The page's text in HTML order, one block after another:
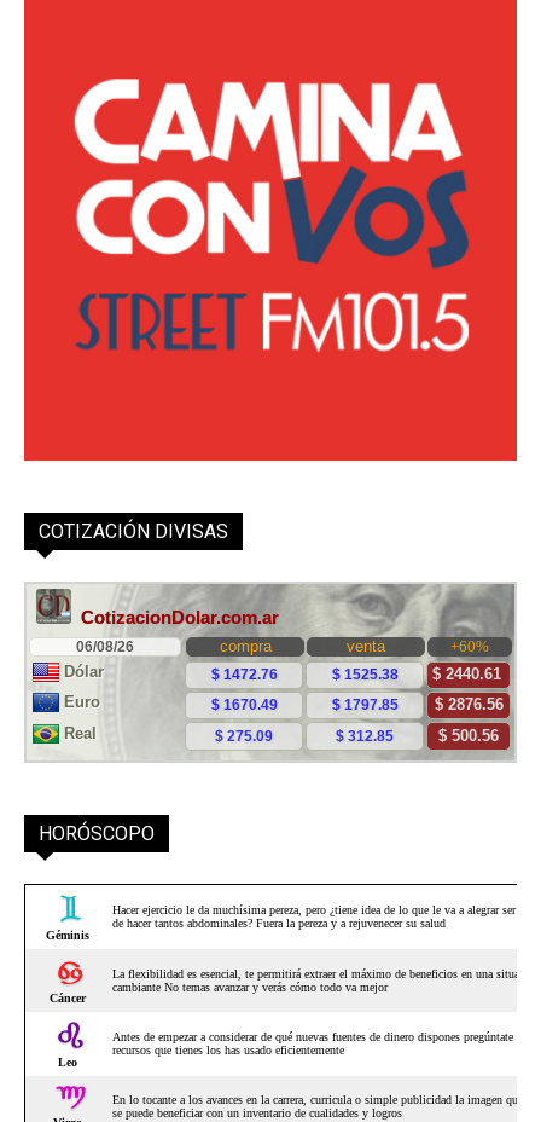
COTIZACIÓN DIVISAS
HORÓSCOPO